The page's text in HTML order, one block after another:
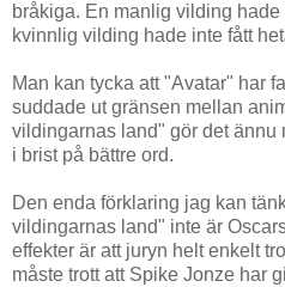
bråkiga. En manlig vilding
kvinnlig vilding hade inte fått
Man kan tycka att "Avatar" har
suddade ut gränsen mellan
vildingarnas land" gör det ännu
i brist på bättre ord.
Den enda förklaring jag kan
vildingarnas land" inte är
effekter är att juryn helt enkelt
måste trott att Spike Jonze har